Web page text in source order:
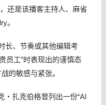
还是该播客主持人、麻省
。
长、节奏或其他编辑考
员工”时表现出的谨慎态
的敏感与紧张。
・扎克伯格曾列出一份“AI